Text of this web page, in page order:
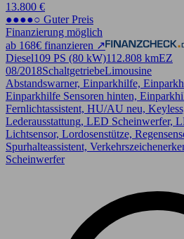
13.800 €
●●●●○ Guter Preis
Finanzierung möglich
ab 168€ finanzieren ↗
Diesel109 PS (80 kW)112.808 kmEZ
08/2018SchaltgetriebeLimousine
Abstandswarner, Einparkhilfe,
Einparkhilfe Sensoren hinten,
Fernlichtassistent, HU/AU neu,
Lederausstattung, LED Scheinwerfer,
Lichtsensor, Lordosenstütze,
Spurhalteassistent,
Scheinwerfer